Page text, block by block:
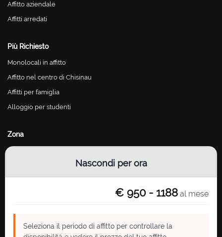
Nascondi per ora
€ 950 - 1188 al mese
Seleziona il periodo di affitto per controllare la
Affitto aziendale
Affitti arredati
Più Richiesto
Monolocali in affitto
Affitto nel centro di Chisinau
Affitti per famiglia
Alloggio per studenti
Zona
Chisinau Centro
Chisinau Telecentru